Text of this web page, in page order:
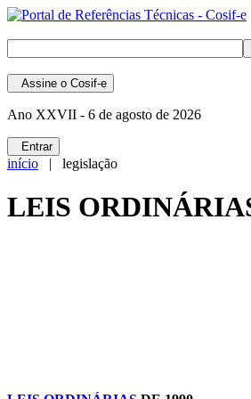
Assine o Cosif-e
Ano XXVII - 6 de agosto de 2026
Entrar
início | legislação
LEIS